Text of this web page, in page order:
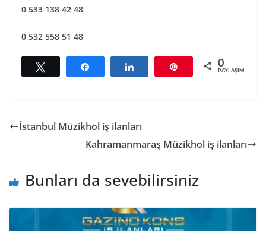
0 533 138 42 48
0 532 558 51 48
Tweetle 0
PAYLAŞIMLAR
İstanbul Müzikhol iş ilanları
Kahramanmaraş Müzikhol iş ilanları
Bunları da sevebilirsiniz